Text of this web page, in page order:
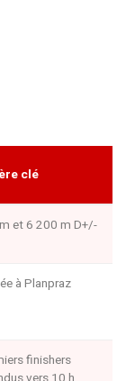
clé
et 6 200 m D+/-
à Planpraz
finishers